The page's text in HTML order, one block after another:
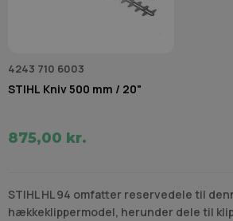
4243 710 6003
STIHL Kniv 500 mm / 20"
875,00 kr.
STIHL HL 94 omfatter reservedele til
hækkeklippermodel, herunder dele til